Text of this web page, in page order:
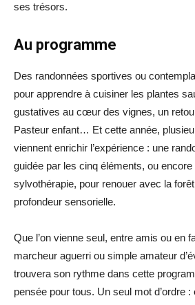
ses trésors.
Au programme
Des randonnées sportives ou
pour apprendre à cuisiner les plantes
gustatives au cœur des vignes, un
Pasteur enfant… Et cette année,
viennent enrichir l’expérience : une
guidée par les cinq éléments, ou encore
sylvothérapie, pour renouer avec la
profondeur sensorielle.
Que l’on vienne seul, entre amis ou en
marcheur aguerri ou simple amateur
trouvera son rythme dans cette
pensée pour tous. Un seul mot d’ordre